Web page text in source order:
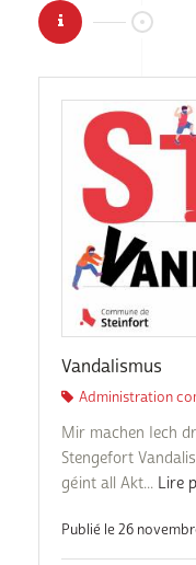
Vandalismus
Administration
Mir machen Iech
Stengefort
géint all Akt... Lire
Publié le 26